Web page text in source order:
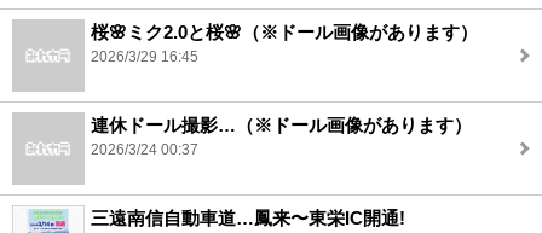
桜🌸ミク2.0と桜🌸（※ドール画像があります）
2026/3/29 16:45
連休ドール撮影…（※ドール画像があります）
2026/3/24 00:37
三遠南信自動車道…鳳来〜東栄IC開通!